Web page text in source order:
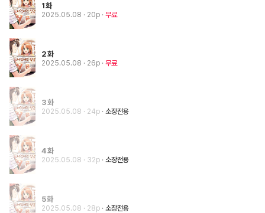
1화
2025.05.08 · 20p 무료
2화
2025.05.08 · 26p 무료
3화
2025.05.08 · 24p 소장전용
4화
2025.05.08 · 32p 소장전용
5화
2025.05.08 · 28p 소장전용